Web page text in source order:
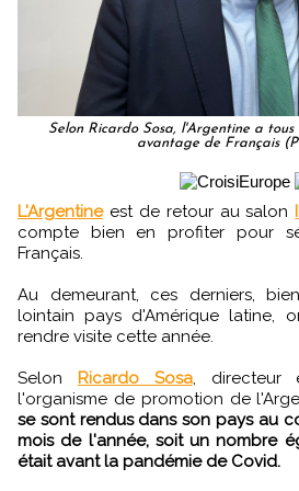
Selon Ricardo Sosa, l'Argentine a
avantage de Français
L'Argentineest de retour au salon
compte bien en profiter pour
Français.
Au demeurant, ces derniers,
lointain pays d'Amérique latine,
rendre visite cette année.
Selon Ricardo Sosa, directeur
l'organisme de promotion de
se sont rendus dans son pays au
mois de l'année, soit un nombre
était avant la pandémie de Covid.